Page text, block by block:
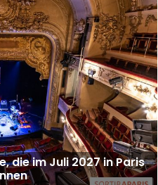
die im Juli 2027 in Paris